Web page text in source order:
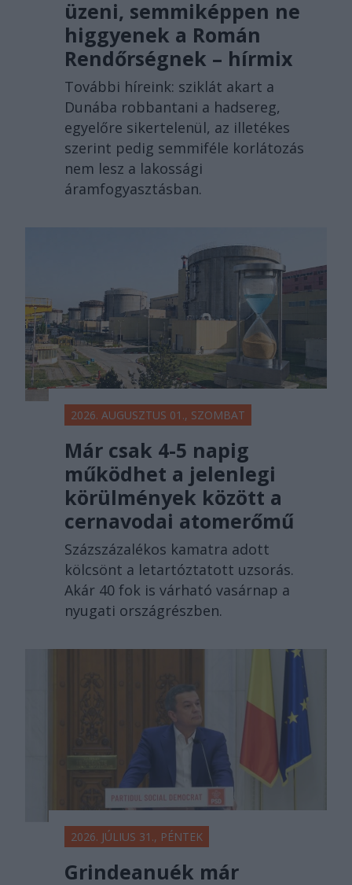
üzeni, semmiképpen ne
higgyenek a Román
Rendőrségnek – hírmix
További híreink: sziklát akart a
Dunába robbantani a hadsereg,
egyelőre sikertelenül, az illetékes
szerint pedig semmiféle korlátozás
nem lesz a lakossági
áramfogyasztásban.
2026. AUGUSZTUS 01., SZOMBAT
Már csak 4-5 napig
működhet a jelenlegi
körülmények között a
cernavodai atomerőmű
Százszázalékos kamatra adott
kölcsönt a letartóztatott uzsorás.
Akár 40 fok is várható vasárnap a
nyugati országrészben.
2026. JÚLIUS 31., PÉNTEK
Grindeanuék már